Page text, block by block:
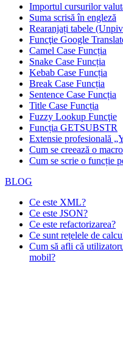
Importul cursurilor
Suma scrisă în engleză
Rearanjați tabele
Funcţie Google
Camel Case Funcția
Snake Case Funcția
Kebab Case Funcția
Break Case Funcția
Sentence Case Funcția
Title Case Funcția
Fuzzy Lookup Funcţie
Funcția GETSUBSTR
Extensie profesională
Cum se creează o
Cum se scrie o funcție
BLOG
Ce este XML?
Ce este JSON?
Ce este refactorizarea?
Ce sunt rețelele de
Cum să afli că
mobil?